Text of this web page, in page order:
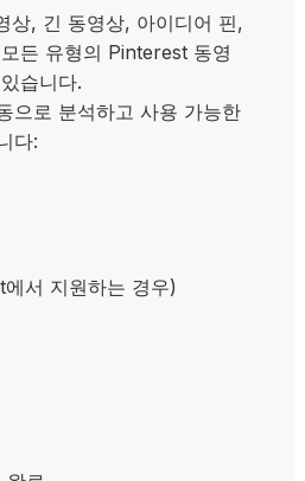
상, 긴 동영상, 아이디어 핀,
든 유형의 Pinterest 동영
습니다.
으로 분석하고 사용 가능한
다:
서 지원하는 경우)